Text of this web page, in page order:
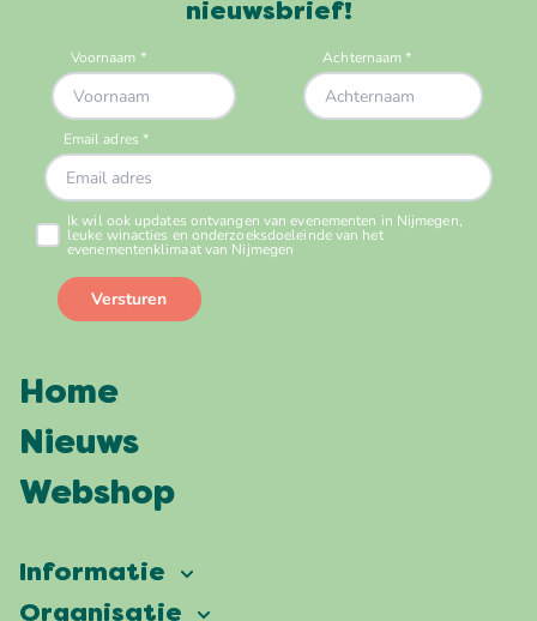
nieuwsbrief!
Home
Nieuws
Webshop
Informatie
Vierdaagsefeesten
Organisatie